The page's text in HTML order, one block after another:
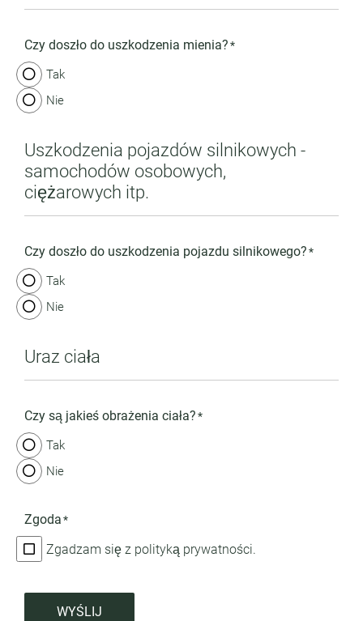
Czy doszło do uszkodzenia mienia?*
Tak
Nie
Uszkodzenia pojazdów silnikowych -
samochodów osobowych,
ciężarowych itp.
Czy doszło do uszkodzenia pojazdu silnikowego?*
Tak
Nie
Uraz ciała
Czy są jakieś obrażenia ciała?*
Tak
Nie
Zgoda*
Zgadzam się z polityką prywatności.
WYŚLIJ